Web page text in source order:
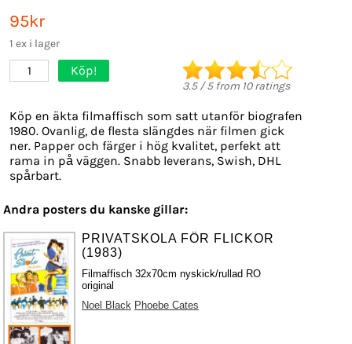
95kr
1 ex i lager
1 Köp!
3.5/5from 10ratings
Köp en äkta filmaffisch som satt utanför biografen
1980. Ovanlig, de flesta slängdes när filmen gick
ner. Papper och färger i hög kvalitet, perfekt att
rama in på väggen. Snabb leverans, Swish, DHL
spårbart.
Andra posters du kanske gillar:
PRIVATSKOLA FÖR FLICKOR
(1983)
Filmaffisch 32x70cm nyskick/rullad RO
original
Noel Black Phoebe Cates